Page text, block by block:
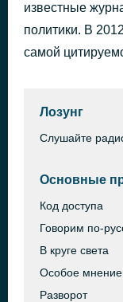
известные
политики. В
самой
Лозунг
Слушайте
Основные
Код доступа
Говорим по-
В круге света
Особое мнение
Разворот